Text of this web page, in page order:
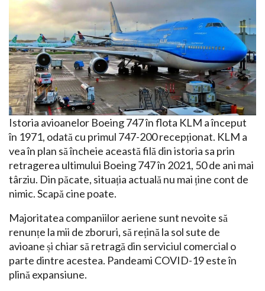
Istoria avioanelor Boeing 747 în flota KLM a început
în 1971, odată cu primul 747-200 recepționat. KLM a
vea în plan să încheie această filă din istoria sa prin
retragerea ultimului Boeing 747 în 2021, 50 de ani mai
târziu. Din păcate, situația actuală nu mai ține cont de
nimic. Scapă cine poate.
Majoritatea companiilor aeriene sunt nevoite să
renunțe la mii de zboruri, să rețină la sol sute de
avioane și chiar să retragă din serviciul comercial o
parte dintre acestea. Pandeami COVID-19 este în
plină expansiune.